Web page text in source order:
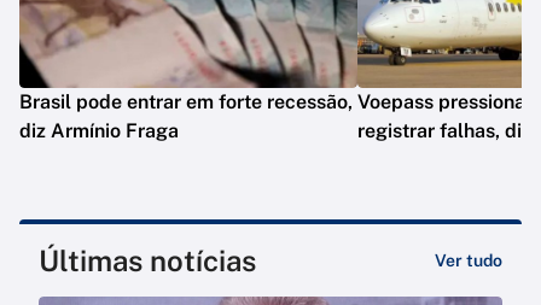
Brasil pode entrar em forte recessão,
diz Armínio Fraga
Voepass
registrar falhas, diz
Últimas notícias Ver tudo